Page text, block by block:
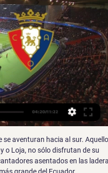
ALDO NORBERTO BONAVERI

Uruguay 1-0 Peru. Final. Con el triunfo en Montevideo, Uruguay queda líder de la Eliminatoria con 13 puntos. Perú es octavo con 4 unidades. En la próxima fecha de Eliminatorias, Argentina recibirá a Uruguay y Bolivia a Perú. Termina nuestra transmisión del Uruguay vs Perú. Esperamos que hayan disfrutado del partido.

Resultado Once Caldas vs. Millonarios, Fútbol de Colombia, 01 de abril, 2015. Resultado, marcador, goles, tarjetas, alineaciones, jugadores, árbitros, estadísticas.

Consiga nuestros pronósticos y sigue el resultado de tus apuestas en directo del partido Once Caldas vs. Deportivo Pasto de Liga Águila (Fútbol) el 28.07.2019.

Sigue al Tigres vs Monterrey en vivo online. El encuentro que paraliza toda a una ciudad, el Clásico Regio se sostendrá una vez más, sin embargo, Tigres y Monterrey tentarán instancias extrañas, pues nunca se han medido entre ellos por el título.

Christodoulos Demetriou está en Facebook. Únete a Facebook para conectar con Christodoulos Demetriou y otras personas que tal vez conozcas. Facebook da a...

Motagua está derrotando a Marathon 1-0 en el partido de ida de las semifinales. Medio tiempo: El Motagua se va al resto, derrotando a la Maratón 1-0 con el gol de Galvaliz. MIN 46 Expulsado! Héctor Castellanos y Caue Fernandes ven la tarjeta roja. Min 40 Ufff!

El colombiano Atlético Huila, el ecuatoriano Deportivo Cuenca, el brasileño Corinthians y el chileno Santiago Morning son los cabezas de grupos que disputarán desde el próximo 11 de octubre en Quito la Copa Libertadores femenina.

En un juego apenas aceptable jugado en la cancha del estadio El Campín este miércoles, Millonarios le ganó por la mínima diferencia a Envigado y los dos se pusieron al día en su calendario en la Liga Águila I …

Barcelona - Osasuna, en directo el partido de la hace 1 hora — Seguimiento en vivo y en directo online del partido Barcelona - Osasuna, correspondiente a la segunda semifinal de la Supercopa de España ...

No fue un buen partido para el combinado de Robert Moreno. Suecia se puso por delante en el marcador y la insistencia dio el premio al combinado nacional. Lo importante es que España estará en el sorteo de la fase final para la Euro 2020, que se celebrará el 30 de noviembre en Bucarest.

TERRENO EN venta en aguascalientes a una cuadra hacia adentro de la carretera el duraznillo excelente ubicación ya que esta en esquina y a 3 minutos de la universidad el retoño cuenta con una superficie de 940 mts cuadrados totalmente plano todos los servicios Y de CONTADO SE MEJORA EL PRECIO !!!!!

Barcelona vs Osasuna EN VIVO. Juego del Barça hoy hace 18 minutos — Juego del Barça hoy - Supercopa de España 2024. Sigue el Minuto a Minuto la semifinal de la Supercopa de España entre Barcelona y Osasuna.

Manuel Durán presentará su Nuevo disco de este año 2019 titulado 'Tiene Alma' (Sonografic). Dicho evento tendrá lugar el viernes 5 de abril a las 18:00 horas en la Casa de la Cultura de Utrera, C/ Rodrigo Caro, 3 - Utrera (Sevilla). Contaremos con la presencia de María José Santiago como madrina y …

Barcelona - Osasuna, hoy en directo | Supercopa de hace 13 minutos — Barcelona - Osasuna, hoy en directo | Supercopa de España en vivo. Sigue el minuto a minuto del Barcelona - Osasuna con los comentarios de MARCA.

Alberto Ramírez Francisco - San Andrés Chicahuaxtla, Putla; Oaxaca. México Mauro Destro Stimamiglio - Universidad Tecnológica de Panamá, Panamá Carmen Carnerero Montenegro - CFA Can Batlló, Barcelona, España J. Bernardino Lopes - Universidade de Trás-os-Montes e Alto Douro - Vila Real - …

Todos los detalles. Hace pocos días se hizo el anuncio oficial: la